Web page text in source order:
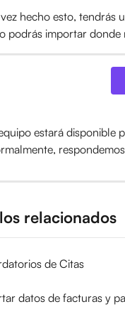
hecho esto, tendrás
podrás importar donde
estará disponible
relacionados
de Citas
datos de facturas y